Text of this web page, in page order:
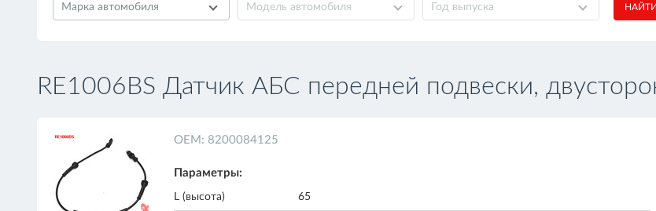
Марка автомобиля Модель автомобиля Год выпуска НАЙТИ
RE1006BS Датчик АБС передней подвески,
ОЕМ: 8200084125
Параметры:
L (высота) 65